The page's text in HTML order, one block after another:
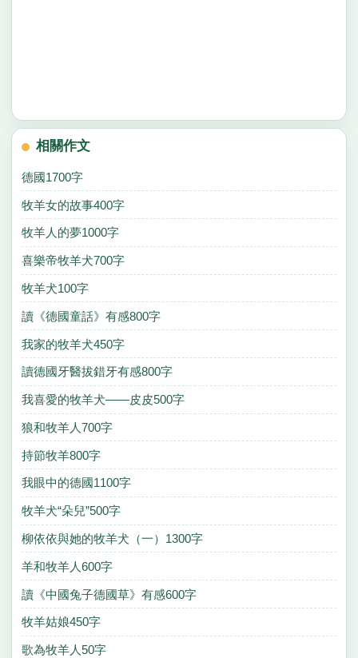
相關作文
德國1700字
牧羊女的故事400字
牧羊人的夢1000字
喜樂帝牧羊犬700字
牧羊犬100字
讀《德國童話》有感800字
我家的牧羊犬450字
讀德國牙醫拔錯牙有感800字
我喜愛的牧羊犬——皮皮500字
狼和牧羊人700字
持節牧羊800字
我眼中的德國1100字
牧羊犬“朵兒”500字
柳依依與她的牧羊犬（一）1300字
羊和牧羊人600字
讀《中國兔子德國草》有感600字
牧羊姑娘450字
歌為牧羊人50字